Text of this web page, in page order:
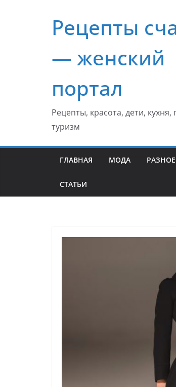
содержимомуРецепты
— женский
портал
Рецепты, красота, дети, кухня,
туризм
ГЛАВНАЯ МОДА РАЗНОЕ
СТАТЬИ